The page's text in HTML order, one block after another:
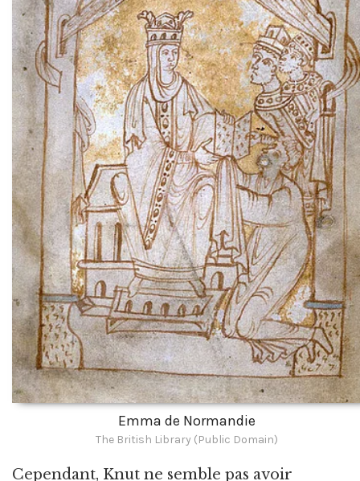
Emma de Normandie
The British Library (Public Domain)
Cependant, Knut ne semble pas avoir